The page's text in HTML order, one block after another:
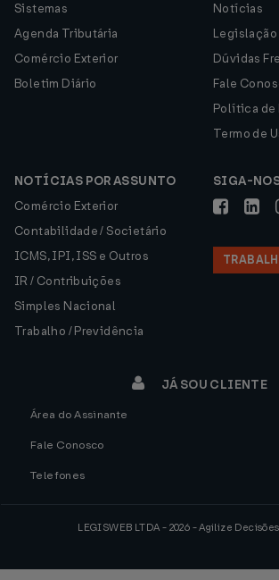
Sistemas
Agenda Tributária
Comércio Exterior
Boletim Diário
Notícias
Legislação
Dúvidas
Fale
Política de
Termo de
NOTÍCIAS POR ASSUNTO
Comércio Exterior
Contabilidade / Societário
ICMS, IPI, ISS e Outros
IR / Contribuições
Simples Nacional
Trabalho / Previdência
SIGA-
JÁ SOU CLIENTE
Área do Assinante
Fale Conosco
Telefones
LEGISWEB LTDA - 2026 - Agilize